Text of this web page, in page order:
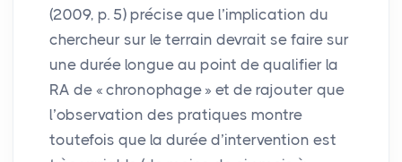
(2009, p. 5) précise que l’implication du
chercheur sur le terrain devrait se faire sur
une durée longue au point de qualifier la
RA de « chronophage » et de rajouter que
l’observation des pratiques montre
toutefois que la durée d’intervention est